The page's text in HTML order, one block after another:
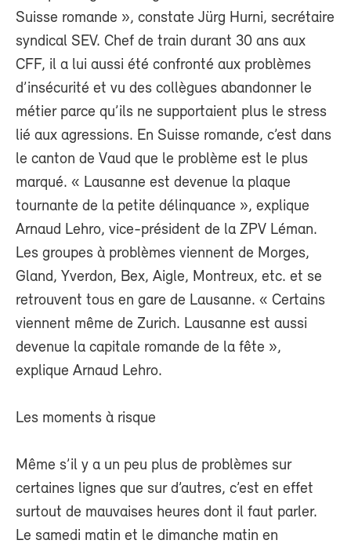
Suisse romande », constate Jürg Hurni, secrétaire
syndical SEV. Chef de train durant 30 ans aux
CFF, il a lui aussi été confronté aux problèmes
d’insécurité et vu des collègues abandonner le
métier parce qu’ils ne supportaient plus le stress
lié aux agressions. En Suisse romande, c’est dans
le canton de Vaud que le problème est le plus
marqué. « Lausanne est devenue la plaque
tournante de la petite délinquance », explique
Arnaud Lehro, vice-président de la ZPV Léman.
Les groupes à problèmes viennent de Morges,
Gland, Yverdon, Bex, Aigle, Montreux, etc. et se
retrouvent tous en gare de Lausanne. « Certains
viennent même de Zurich. Lausanne est aussi
devenue la capitale romande de la fête »,
explique Arnaud Lehro.
Les moments à risque
Même s’il y a un peu plus de problèmes sur
certaines lignes que sur d’autres, c’est en effet
surtout de mauvaises heures dont il faut parler.
Le samedi matin et le dimanche matin en